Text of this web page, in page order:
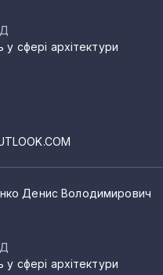
у сфері архітектури
Денис Володимирович
у сфері архітектури